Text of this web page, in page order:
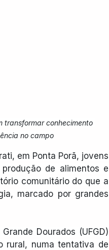
transformar conhecimento
no campo
em Ponta Porã, jovens
de alimentos e
comunitário do que a
marcado por grandes
Dourados (UFGD)
rural, numa tentativa de